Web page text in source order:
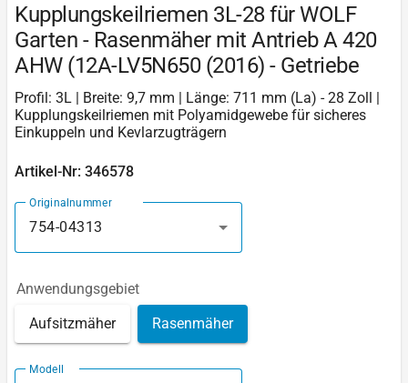
Kupplungskeilriemen 3L-28 für WOLF
Garten - Rasenmäher mit Antrieb A 420
AHW (12A-LV5N650 (2016) - Getriebe
Profil: 3L | Breite: 9,7 mm | Länge: 711 mm (La) - 28 Zoll |
Kupplungskeilriemen mit Polyamidgewebe für sicheres
Einkuppeln und Kevlarzugträgern
Artikel-Nr: 346578
Originalnummer
754-04313
Anwendungsgebiet
Aufsitzmäher Rasenmäher
Modell